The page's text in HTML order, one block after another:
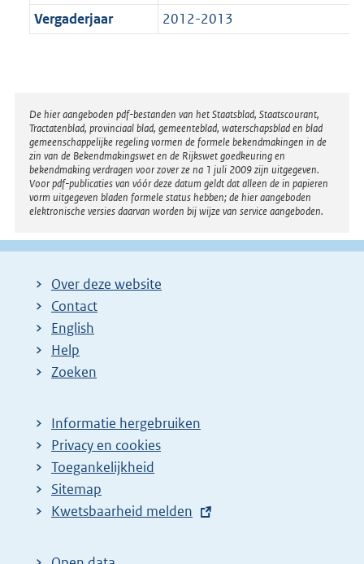
Vergaderjaar
2012-2013
Disclaimer
De hier aangeboden pdf-bestanden van het Staatsblad, Staatscourant,
Tractatenblad, provinciaal blad, gemeenteblad, waterschapsblad en blad
gemeenschappelijke regeling vormen de formele bekendmakingen in de
zin van de Bekendmakingswet en de Rijkswet goedkeuring en
bekendmaking verdragen voor zover ze na 1 juli 2009 zijn uitgegeven.
Voor pdf-publicaties van vóór deze datum geldt dat alleen de in papieren
vorm uitgegeven bladen formele status hebben; de hier aangeboden
elektronische versies daarvan worden bij wijze van service aangeboden.
Over deze website
Contact
English
Help
Zoeken
Informatie hergebruiken
Privacy en cookies
Toegankelijkheid
Sitemap
E
t
Kwetsbaarheid melden